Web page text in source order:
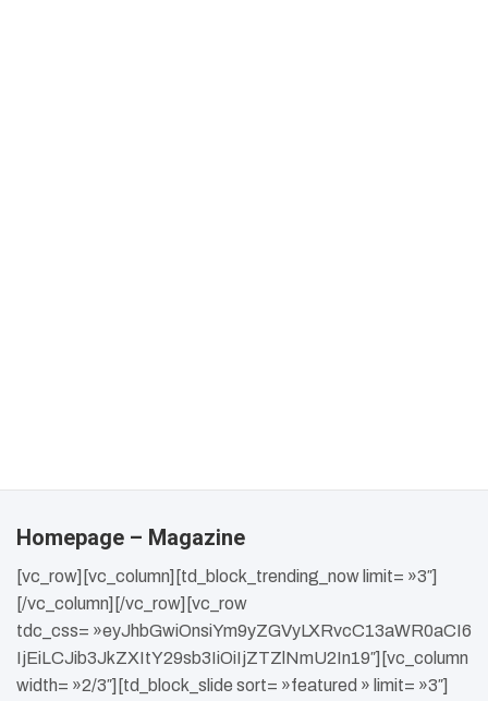
Homepage – Magazine
[vc_row][vc_column][td_block_trending_now limit= »3″]
[/vc_column][/vc_row][vc_row
tdc_css= »eyJhbGwiOnsiYm9yZGVyLXRvcC13aWR0aCI6
IjEiLCJib3JkZXItY29sb3IiOiIjZTZlNmU2In19″][vc_column
width= »2/3″][td_block_slide sort= »featured » limit= »3″]